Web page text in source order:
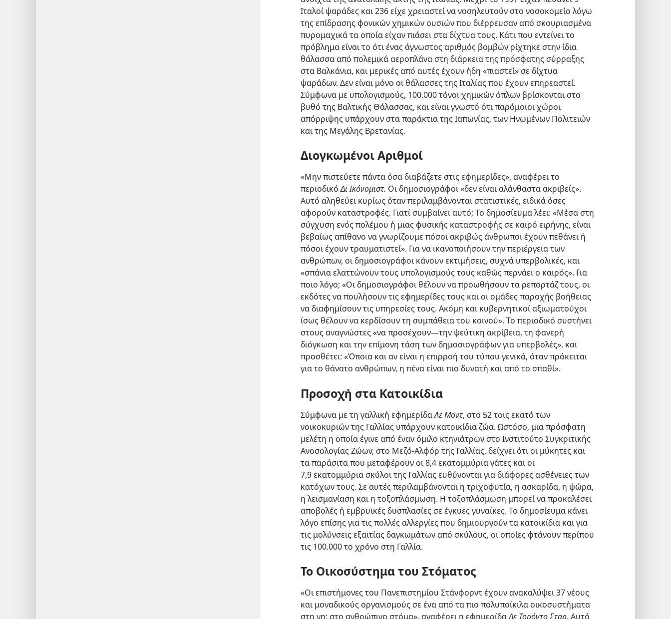
Ιταλοί ψαράδες και 236 είχε χρειαστεί να νοσηλευτούν στο νοσοκομείο λόγω
της επίδρασης φονικών χημικών ουσιών που διέρρευσαν από σκουριασμένα
πυρομαχικά τα οποία είχαν πιάσει στα δίχτυα τους. Κάτι που εντείνει το
πρόβλημα είναι το ότι ένας άγνωστος αριθμός βομβών ρίχτηκε στην ίδια
θάλασσα από πολεμικά αεροπλάνα στη διάρκεια της πρόσφατης σύρραξης
στα Βαλκάνια, και μερικές από αυτές έχουν ήδη «πιαστεί» σε δίχτυα
ψαράδων. Δεν είναι μόνο οι θάλασσες της Ιταλίας που έχουν επηρεαστεί.
Σύμφωνα με υπολογισμούς, 100.000 τόνοι χημικών όπλων βρίσκονται στο
βυθό της Βαλτικής Θάλασσας, και είναι γνωστό ότι παρόμοιοι χώροι
απόρριψης υπάρχουν στα παράκτια της Ιαπωνίας, των Ηνωμένων Πολιτειών
και της Μεγάλης Βρετανίας.
Διογκωμένοι Αριθμοί
«Μην πιστεύετε πάντα όσα διαβάζετε στις εφημερίδες», αναφέρει το
περιοδικόΔι Ικόνομιστ. Οι δημοσιογράφοι «δεν είναι αλάνθαστα ακριβείς».
Αυτό αληθεύει κυρίως όταν περιλαμβάνονται στατιστικές, ειδικά όσες
αφορούν καταστροφές. Γιατί συμβαίνει αυτό; Το δημοσίευμα λέει: «Μέσα στη
σύγχυση ενός πολέμου ή μιας φυσικής καταστροφής σε καιρό ειρήνης, είναι
βεβαίως απίθανο να γνωρίζουμε πόσοι ακριβώς άνθρωποι έχουν πεθάνει ή
πόσοι έχουν τραυματιστεί». Για να ικανοποιήσουν την περιέργεια των
ανθρώπων, οι δημοσιογράφοι κάνουν εκτιμήσεις, συχνά υπερβολικές, και
«σπάνια ελαττώνουν τους υπολογισμούς τους καθώς περνάει ο καιρός». Για
ποιο λόγο; «Οι δημοσιογράφοι θέλουν να προωθήσουν τα ρεπορτάζ τους, οι
εκδότες να πουλήσουν τις εφημερίδες τους και οι ομάδες παροχής βοήθειας
να διαφημίσουν τις υπηρεσίες τους. Ακόμη και κυβερνητικοί αξιωματούχοι
ίσως θέλουν να κερδίσουν τη συμπάθεια του κοινού». Το περιοδικό συστήνει
στους αναγνώστες «να προσέχουν​—την ψεύτικη ακρίβεια, τη φανερή
διόγκωση και την επίμονη τάση των δημοσιογράφων για υπερβολές», και
προσθέτει: «Όποια και αν είναι η επιρροή του τύπου γενικά, όταν πρόκειται
για το θάνατο ανθρώπων, η πένα είναι πιο δυνατή και από το σπαθί».
Προσοχή στα Κατοικίδια
Σύμφωνα με τη γαλλική εφημερίδαΛε Μοντ, στο 52 τοις εκατό των
νοικοκυριών της Γαλλίας υπάρχουν κατοικίδια ζώα. Ωστόσο, μια πρόσφατη
μελέτη η οποία έγινε από έναν όμιλο κτηνιάτρων στο Ινστιτούτο Συγκριτικής
Ανοσολογίας Ζώων, στο Μεζό-Αλφόρ της Γαλλίας, δείχνει ότι οι μύκητες και
τα παράσιτα που μεταφέρουν οι 8,4 εκατομμύρια γάτες και οι
7,9 εκατομμύρια σκύλοι της Γαλλίας ευθύνονται για διάφορες ασθένειες των
κατόχων τους. Σε αυτές περιλαμβάνονται η τριχοφυτία, η ασκαρίδα, η ψώρα,
η λεϊσμανίαση και η τοξοπλάσμωση. Η τοξοπλάσμωση μπορεί να προκαλέσει
αποβολές ή εμβρυϊκές δυσπλασίες σε έγκυες γυναίκες. Το δημοσίευμα κάνει
λόγο επίσης για τις πολλές αλλεργίες που δημιουργούν τα κατοικίδια και για
τις μολύνσεις εξαιτίας δαγκωμάτων από σκύλους, οι οποίες φτάνουν περίπου
τις 100.000 το χρόνο στη Γαλλία.
Το Οικοσύστημα του Στόματος
«Οι επιστήμονες του Πανεπιστημίου Στάνφορντ έχουν ανακαλύψει 37 νέους
και μοναδικούς οργανισμούς σε ένα από τα πιο πολυποίκιλα οικοσυστήματα
στη γη: στο ανθρώπινο στόμα», αναφέρει η εφημερίδαΔε Τορόντο Σταρ. Αυτό